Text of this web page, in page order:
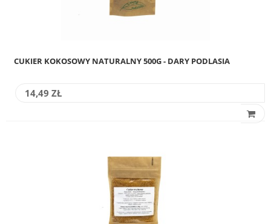
CUKIER KOKOSOWY NATURALNY 500G - DARY PODLASIA
14,49 ZŁ